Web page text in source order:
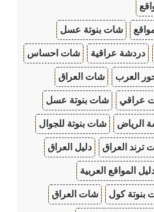
شات بنوتة عسل
دردشة عراقية شات احساس
العرب شات العراق
عراقي شات بنوتة عسل
الرياض شات بنوتة للجوال
ترند العراق دليل العراق
المواقع العربية
بنوتة كول شات العراق